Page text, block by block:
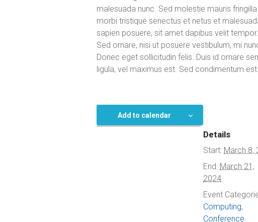
malesuada nunc. Sed molestie mauris
morbi tristique senectus et netus et
sapien posuere, sit amet dapibus velit
Sed ornare, nisi ut posuere vestibulum, mi
Donec eget sollicitudin felis. Duis id ornare
ligula, vel maximus est. Sed condimentum
Add to calendar
Details
Start: March 8,
End: March 21,
2024
Event
Computing,
Conference